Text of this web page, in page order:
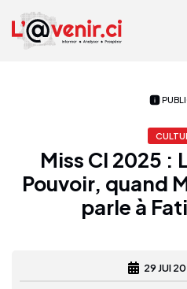
Miss CI 2025 :
Pouvoir, quand
parle à
29 JUI